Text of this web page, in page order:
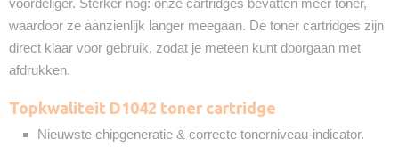
voordeliger. Sterker nog: onze cartridges bevatten méér toner,
waardoor ze aanzienlijk langer meegaan. De toner cartridges zijn
direct klaar voor gebruik, zodat je meteen kunt doorgaan met
afdrukken.
Topkwaliteit D1042 toner cartridge
Nieuwste chipgeneratie & correcte tonerniveau-indicator.